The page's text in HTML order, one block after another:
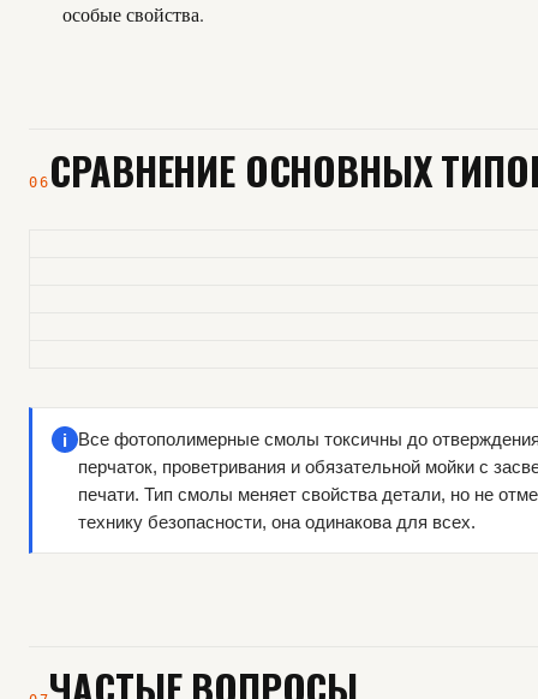
особые свойства.
06 СРАВНЕНИЕ ОСНОВНЫХ
i
Все фотополимерные смолы токсичны до
перчаток, проветривания и обязательной мойки с
печати. Тип смолы меняет свойства детали, но не
технику безопасности, она одинакова для всех.
ЧАСТЫЕ ВОПРОСЫ